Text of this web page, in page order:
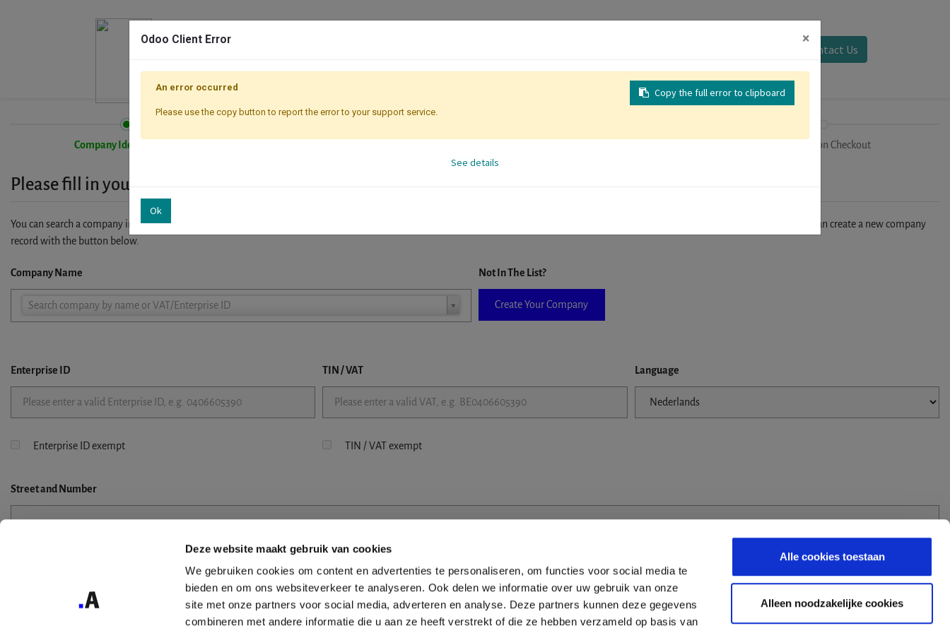
Deze website maakt gebruik van cookies
We gebruiken cookies om content en advertenties te personaliseren, om functies voor social media te
bieden en om ons websiteverkeer te analyseren. Ook delen we informatie over uw gebruik van onze
site met onze partners voor social media, adverteren en analyse. Deze partners kunnen deze gegevens
combineren met andere informatie die u aan ze heeft verstrekt of die ze hebben verzameld op basis van
Alle cookies toestaan
Alleen noodzakelijke cookies
Contact Us
Company Identification Registration Checkout
Please fill in your company details
You can search a company in our database by name, VAT or enterprise ID. When a company is selected it will auto-complete the form. If you don't find your company in our database, you can create a new company
record with the button below.
Company Name
Search company by name or VAT/Enterprise ID
Company
Not In The List?
Create Your Company
Enterprise ID TIN / VAT Language
Enterprise ID exempt TIN / VAT exempt
Streetand Number
Odoo Client Error ×
Copy the full error to clipboard
An error occurred
Please use the copy button to report the error to your support service.
See details
Ok